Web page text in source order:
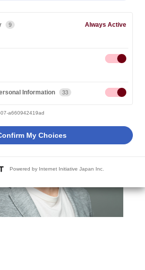
9 Always Active
Information 33
a660942419ad
My Choices
Powered by Internet Initiative Japan Inc.